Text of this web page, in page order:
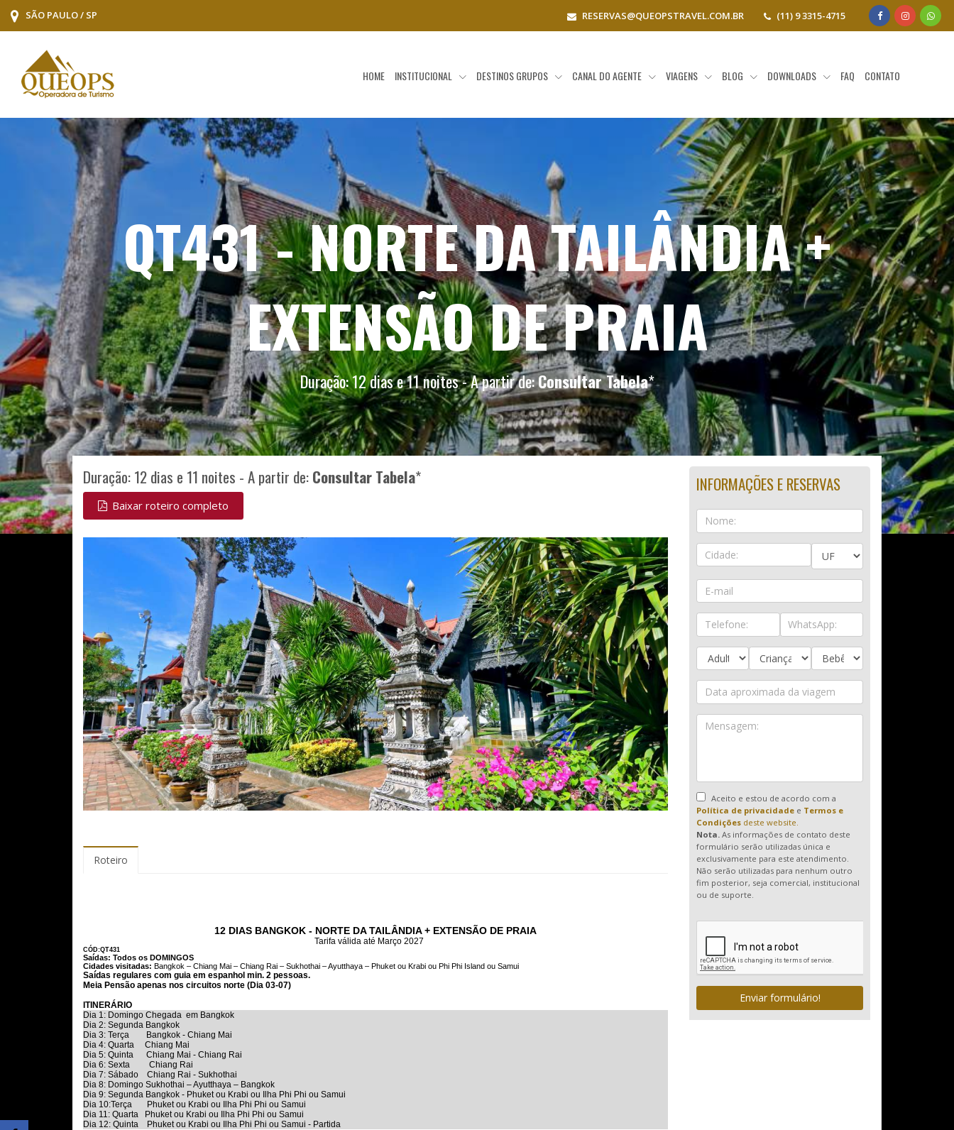
SÃO PAULO / SP RESERVAS@QUEOPSTRAVEL.COM.BR (11) 9 3315-4715
HOME INSTITUCIONAL DESTINOS GRUPOS CANAL DO AGENTE VIAGENS BLOG DOWNLOADS FAQ CONTATO
QT431 - NORTE DA TAILÂNDIA +
EXTENSÃO DE PRAIA
Duração: 12 dias e 11 noites - A partir de:Consultar Tabela*
Duração: 12 dias e 11 noites - A partir de:Consultar Tabela*
Baixar roteiro completo
Roteiro
12 DIAS BANGKOK - NORTE DA TAILÂNDIA + EXTENSÃO DE PRAIA
Tarifa válida até Março 2027
CÓD:QT431
Saídas: Todos os DOMINGOS
Cidades visitadas: Bangkok – Chiang Mai – Chiang Rai – Sukhothai – Ayutthaya – Phuket ou Krabi ou Phi Phi Island ou Samui
Saídas regulares com guia em espanhol min. 2 pessoas.
Meia Pensão apenas nos circuitos norte (Dia 03-07)
ITINERÁRIO
Dia 1: Domingo Chegada em Bangkok
Dia 2: Segunda Bangkok
Dia 3: Terça Bangkok - Chiang Mai
Dia 4: Quarta Chiang Mai
Dia 5: Quinta Chiang Mai - Chiang Rai
Dia 6: Sexta Chiang Rai
Dia 7: Sábado Chiang Rai - Sukhothai
Dia 8: Domingo Sukhothai – Ayutthaya – Bangkok
Dia 9: Segunda Bangkok - Phuket ou Krabi ou Ilha Phi Phi ou Samui
Dia 10:Terça Phuket ou Krabi ou Ilha Phi Phi ou Samui
Dia 11: Quarta Phuket ou Krabi ou Ilha Phi Phi ou Samui
Dia 12: Quinta Phuket ou Krabi ou Ilha Phi Phi ou Samui - Partida
INFORMAÇÕES E RESERVAS
Aceito e estou de acordo com a
Política de privacidade e Termos e
Condições deste website.
Nota. As informações de contato deste
formulário serão utilizadas única e
exclusivamente para este atendimento.
Não serão utilizadas para nenhum outro
fim posterior, seja comercial, institucional
ou de suporte.
Enviar formulário!